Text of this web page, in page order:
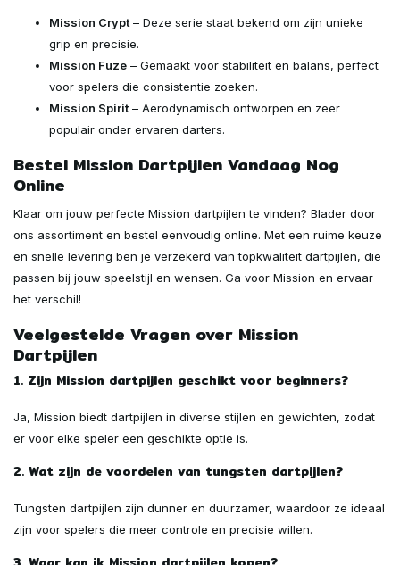
Mission Crypt – Deze serie staat bekend om zijn unieke
grip en precisie.
Mission Fuze – Gemaakt voor stabiliteit en balans, perfect
voor spelers die consistentie zoeken.
Mission Spirit – Aerodynamisch ontworpen en zeer
populair onder ervaren darters.
Bestel Mission Dartpijlen Vandaag Nog
Online
Klaar om jouw perfecte Mission dartpijlen te vinden? Blader door
ons assortiment en bestel eenvoudig online. Met een ruime keuze
en snelle levering ben je verzekerd van topkwaliteit dartpijlen, die
passen bij jouw speelstijl en wensen. Ga voor Mission en ervaar
het verschil!
Veelgestelde Vragen over Mission
Dartpijlen
1. Zijn Mission dartpijlen geschikt voor beginners?
Ja, Mission biedt dartpijlen in diverse stijlen en gewichten, zodat
er voor elke speler een geschikte optie is.
2. Wat zijn de voordelen van tungsten dartpijlen?
Tungsten dartpijlen zijn dunner en duurzamer, waardoor ze ideaal
zijn voor spelers die meer controle en precisie willen.